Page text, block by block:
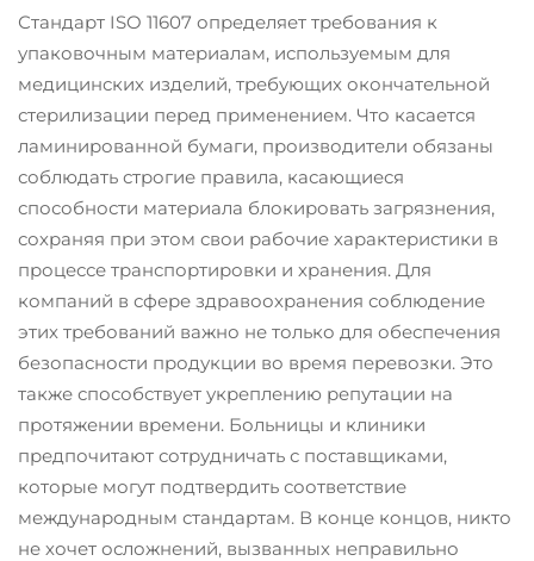
Стандарт ISO 11607 определяет требования к
упаковочным материалам, используемым для
медицинских изделий, требующих окончательной
стерилизации перед применением. Что касается
ламинированной бумаги, производители обязаны
соблюдать строгие правила, касающиеся
способности материала блокировать загрязнения,
сохраняя при этом свои рабочие характеристики в
процессе транспортировки и хранения. Для
компаний в сфере здравоохранения соблюдение
этих требований важно не только для обеспечения
безопасности продукции во время перевозки. Это
также способствует укреплению репутации на
протяжении времени. Больницы и клиники
предпочитают сотрудничать с поставщиками,
которые могут подтвердить соответствие
международным стандартам. В конце концов, никто
не хочет осложнений, вызванных неправильно